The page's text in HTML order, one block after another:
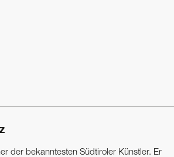
der ­bekanntesten Südtiroler Künstler. Er